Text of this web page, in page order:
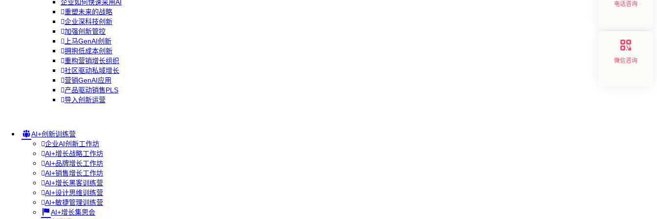
企业如何快速采用AI
重塑未来的战略
企业深科技创新
加强创新管控
上马GenAI创新
拥抱低成本创新
重构营销增长组织
社区驱动私域增长
营销GenAI应用
产品驱动销售PLS
导入创新运营
AI+创新训练营
企业AI创新工作坊
AI+增长战略工作坊
AI+品牌增长工作坊
AI+销售增长工作坊
AI+增长黑客训练营
AI+设计思维训练营
AI+敏捷管理训练营
AI+增长集思会
电话咨询
微信咨询